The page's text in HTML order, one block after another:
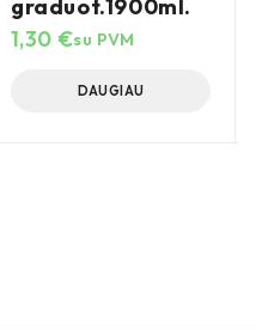
graduot.1900ml.
1,30 €su PVM
DAUGIAU